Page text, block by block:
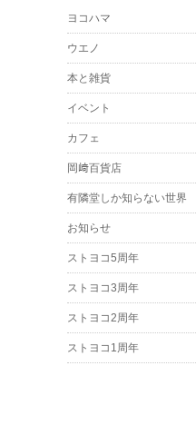
ヨコハマ
ウエノ
本と雑貨
イベント
カフェ
岡﨑百貨店
有隣堂しか知らない世界
お知らせ
ストヨコ5周年
ストヨコ3周年
ストヨコ2周年
ストヨコ1周年